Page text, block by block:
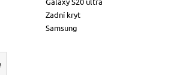
Zadní kryt
Samsung